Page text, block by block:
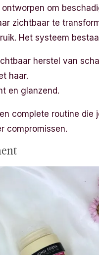
om
zichtbaar te
Het systeem
herstel van
haar.
en glanzend.
complete routine die
compromissen.